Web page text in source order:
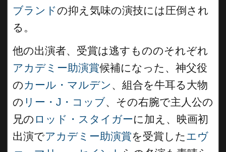
ブランドの抑え気味の演技には圧倒され
る。
他の出演者、受賞は逃すもののそれぞれ
アカデミー助演賞候補になった、神父役
のカール・マルデン 、組合を牛耳る大物
の リー・J・コッブ、その右腕で主人公の
兄の ロッド・スタイガーに加え、映画初
出演でアカデミー助演賞を受賞したエヴ